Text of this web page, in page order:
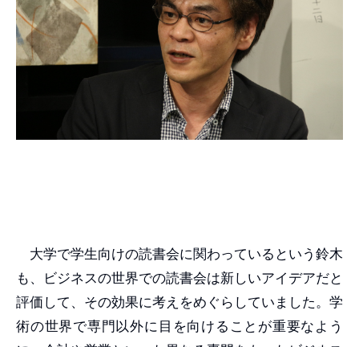
大学で学生向けの読書会に関わっているという鈴木
も、ビジネスの世界での読書会は新しいアイデアだと
評価して、その効果に考えをめぐらしていました。学
術の世界で専門以外に目を向けることが重要なよう